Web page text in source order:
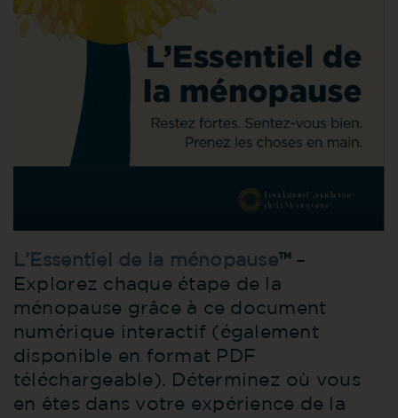
L’Essentiel de la ménopause™–
Explorez chaque étape de la
ménopause grâce à ce document
numérique interactif (également
disponible en format PDF
téléchargeable). Déterminez où vous
en êtes dans votre expérience de la